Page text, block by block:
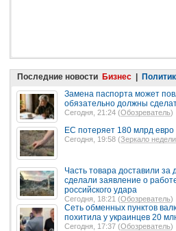
Последние новости Бизнес |
Замена паспорта может
обязательно должны
Сегодня, 21:24 (Обозреватель)
ЕС потеряет 180 млрд евро
Сегодня, 19:58 (Зеркало недели
Часть товара доставили за
сделали заявление о
российского удара
Сегодня, 18:21 (Обозреватель)
Сеть обменных пунктов
похитила у украинцев 20
Сегодня, 17:37 (Обозреватель)